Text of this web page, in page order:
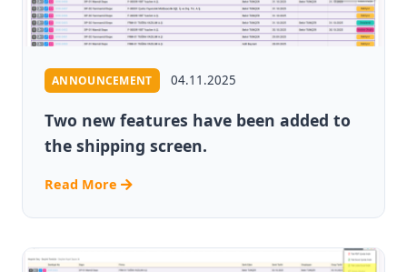
ANNOUNCEMENT 04.11.2025
Two new features have been added to
the shipping screen.
Read More